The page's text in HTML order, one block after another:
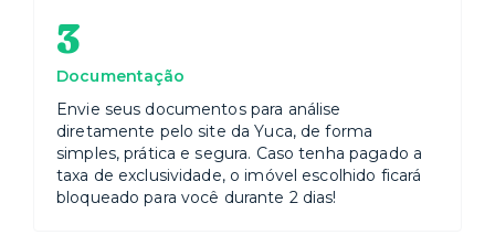
3
Documentação
Envie seus documentos para análise
diretamente pelo site da Yuca, de forma
simples, prática e segura. Caso tenha pagado a
taxa de exclusividade, o imóvel escolhido ficará
bloqueado para você durante 2 dias!